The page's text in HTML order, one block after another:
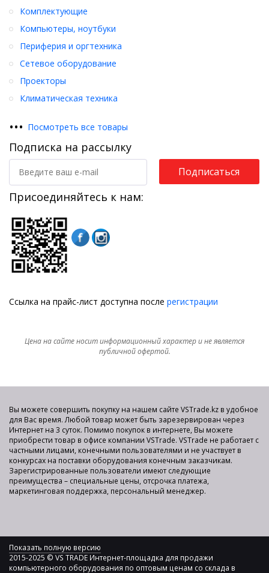
Комплектующие
Компьютеры, ноутбуки
Периферия и оргтехника
Сетевое оборудование
Проекторы
Климатическая техника
••• Посмотреть все товары
Подписка на рассылку
Подписаться
Присоединяйтесь к нам:
Ссылка на прайс-лист доступна после регистрации
Цена на сайте носит информационный характер и не является
публичной офертой.
Вы можете совершить покупку на нашем сайте VSTrade.kz в удобное
для Вас время. Любой товар может быть зарезервирован через
Интернет на 3 суток. Помимо покупок в интернете, Вы можете
приобрести товар в офисе компании VSTrade. VSTrade не работает с
частными лицами, конечными пользователями и не участвует в
конкурсах на поставки оборудования конечным заказчикам.
Зарегистрированные пользователи имеют следующие
преимущества – специальные цены, отсрочка платежа,
маркетинговая поддержка, персональный менеджер.
Показать полную версию
2015-2025 © VS TRADE Интернет-площадка для продажи
компьютерного оборудования по оптовым ценам со склада в